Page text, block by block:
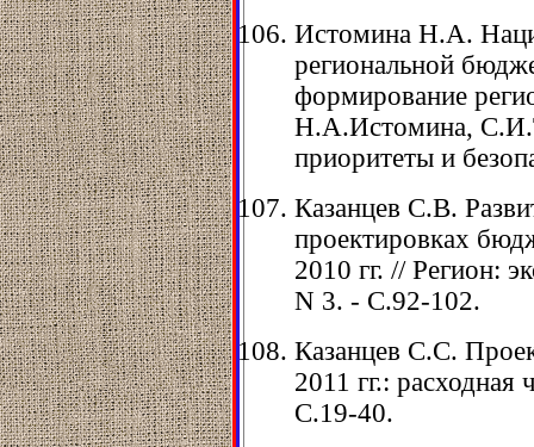
Истомина Н.А.
региональной
формирование
Н.А.Истомина,
приоритеты и
Казанцев С.В.
проектировках
2010 гг. // Регион:
N 3. - С.92-102.
Казанцев С.С.
2011 гг.:
С.19-40.